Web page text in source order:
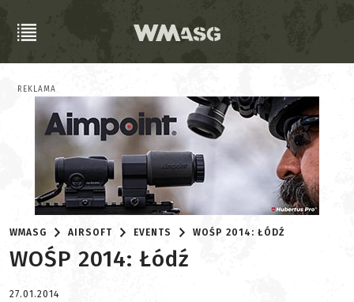
REKLAMA
WMASG AIRSOFT EVENTS WOŚP 2014: ŁÓDŹ
WOŚP 2014: Łódź
27.01.2014